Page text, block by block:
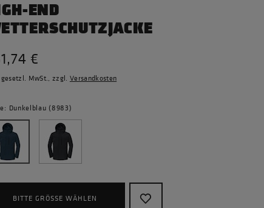
END
€
MwSt., zzgl. Versandkosten
Dunkelblau (8983)
BITTE GRÖSSE WÄHLEN